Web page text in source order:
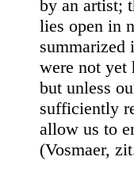
by an artist;
lies open in
summarized
were not yet
but unless
sufficiently
allow us to
(Vosmaer,